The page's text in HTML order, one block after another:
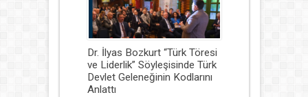
Dr. İlyas Bozkurt “Türk Töresi
ve Liderlik” Söyleşisinde Türk
Devlet Geleneğinin Kodlarını
Anlattı